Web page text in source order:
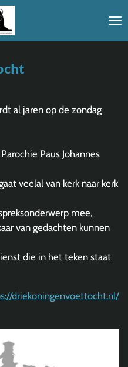
al jaren op de zondag
Paus Johannes
veelal van kerk naar kerk
mee,
van gedachten kunnen
die in het teken staat
driekoningenvoettocht.nl/